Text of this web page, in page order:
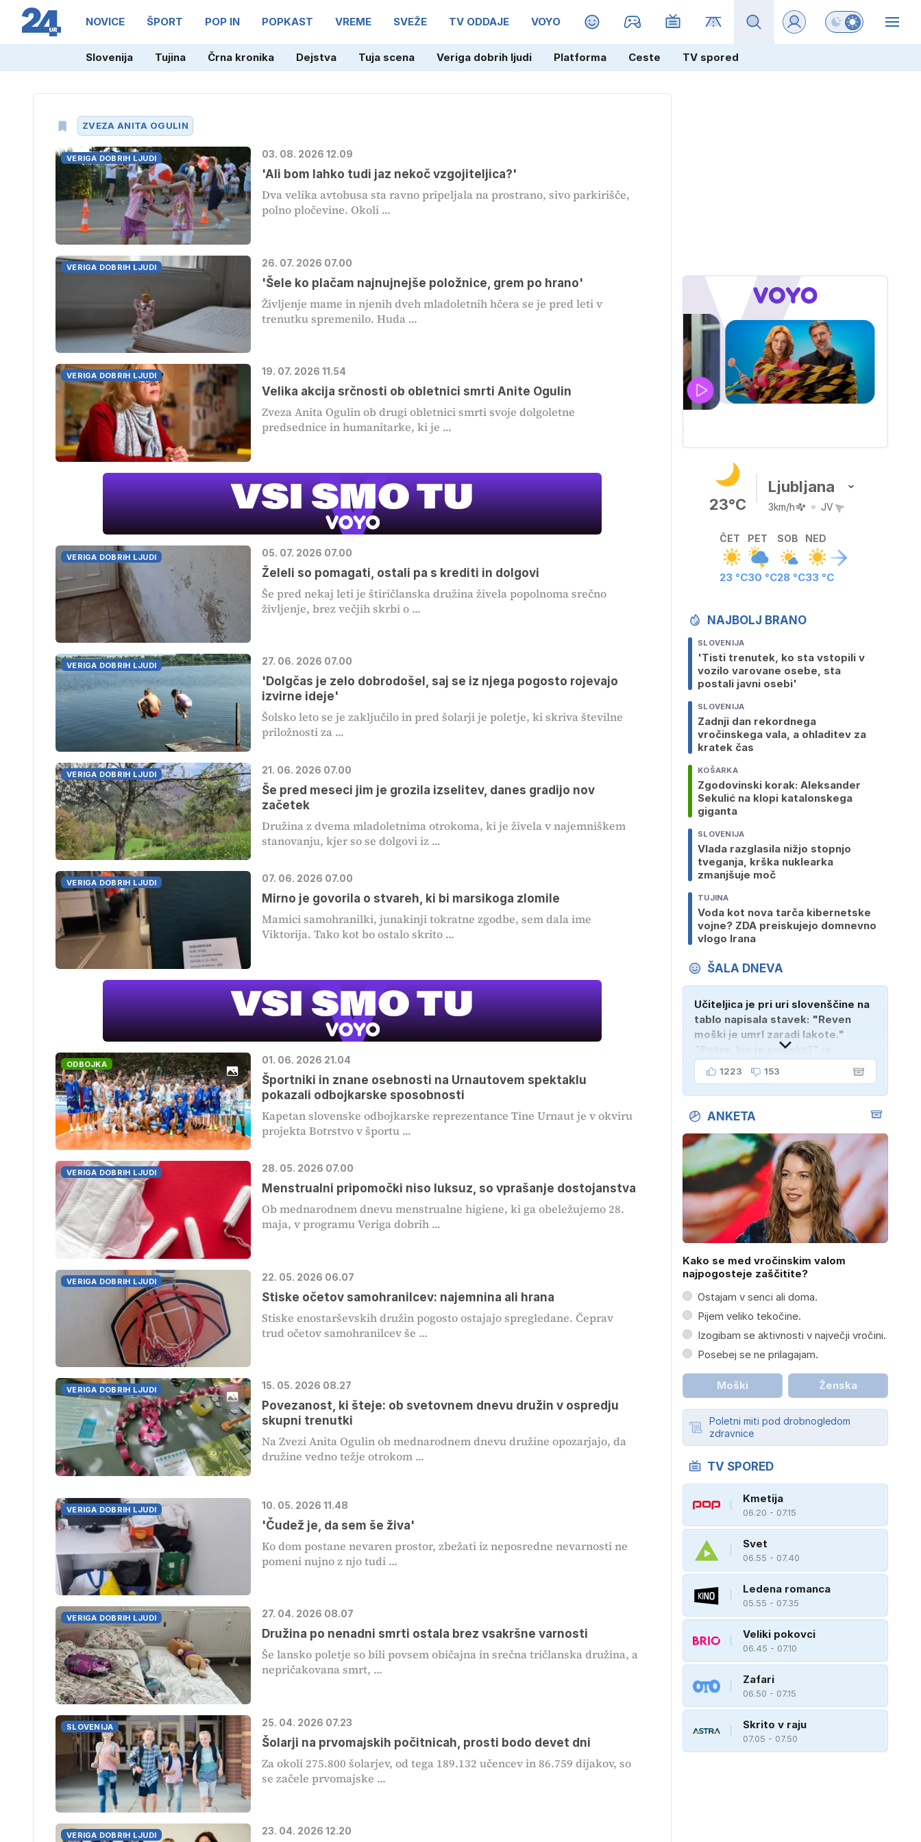
NOVICE ŠPORT POP IN POPKAST VREME SVEŽE TV ODDAJE VOYO MAGAZIN Preklopi barvni
Slovenija Tujina Črna kronika Dejstva Tuja scena Veriga dobrih ljudi Platforma Ceste TV spored
ZVEZA ANITA OGULIN
VERIGA DOBRIH LJUDI 03. 08. 2026 12.09
'Ali bom lahko tudi jaz nekoč vzgojiteljica?'
Dva velika avtobusa sta ravno pripeljala na prostrano, sivo parkirišče,
polno pločevine. Okoli ...
VERIGA DOBRIH LJUDI 26. 07. 2026 07.00
'Šele ko plačam najnujnejše položnice, grem po hrano'
Življenje mame in njenih dveh mladoletnih hčera se je pred leti v
trenutku spremenilo. Huda ...
VERIGA DOBRIH LJUDI 19. 07. 2026 11.54
Velika akcija srčnosti ob obletnici smrti Anite Ogulin
Zveza Anita Ogulin ob drugi obletnici smrti svoje dolgoletne
predsednice in humanitarke, ki je ...
VERIGA DOBRIH LJUDI 05. 07. 2026 07.00
Želeli so pomagati, ostali pa s krediti in dolgovi
Še pred nekaj leti je štiričlanska družina živela popolnoma srečno
življenje, brez večjih skrbi o ...
VERIGA DOBRIH LJUDI 27. 06. 2026 07.00
'Dolgčas je zelo dobrodošel, saj se iz njega pogosto rojevajo
izvirne ideje'
Šolsko leto se je zaključilo in pred šolarji je poletje, ki skriva številne
priložnosti za ...
VERIGA DOBRIH LJUDI 21. 06. 2026 07.00
Še pred meseci jim je grozila izselitev, danes gradijo nov
začetek
Družina z dvema mladoletnima otrokoma, ki je živela v najemniškem
stanovanju, kjer so se dolgovi iz ...
VERIGA DOBRIH LJUDI 07. 06. 2026 07.00
Mirno je govorila o stvareh, ki bi marsikoga zlomile
Mamici samohranilki, junakinji tokratne zgodbe, sem dala ime
Viktorija. Tako kot bo ostalo skrito ...
ODBOJKA 01. 06. 2026 21.04
Športniki in znane osebnosti na Urnautovem spektaklu
pokazali odbojkarske sposobnosti
Kapetan slovenske odbojkarske reprezentance Tine Urnaut je v okviru
projekta Botrstvo v športu ...
VERIGA DOBRIH LJUDI 28. 05. 2026 07.00
Menstrualni pripomočki niso luksuz, so vprašanje dostojanstva
Ob mednarodnem dnevu menstrualne higiene, ki ga obeležujemo 28.
maja, v programu Veriga dobrih ...
VERIGA DOBRIH LJUDI 22. 05. 2026 06.07
Stiske očetov samohranilcev: najemnina ali hrana
Stiske enostarševskih družin pogosto ostajajo spregledane. Čeprav
trud očetov samohranilcev še ...
VERIGA DOBRIH LJUDI 15. 05. 2026 08.27
Povezanost, ki šteje: ob svetovnem dnevu družin v ospredju
skupni trenutki
Na Zvezi Anita Ogulin ob mednarodnem dnevu družine opozarjajo, da
družine vedno težje otrokom ...
VERIGA DOBRIH LJUDI 10. 05. 2026 11.48
'Čudež je, da sem še živa'
Ko dom postane nevaren prostor, zbežati iz neposredne nevarnosti ne
pomeni nujno z njo tudi ...
VERIGA DOBRIH LJUDI 27. 04. 2026 08.07
Družina po nenadni smrti ostala brez vsakršne varnosti
Še lansko poletje so bili povsem običajna in srečna tričlanska družina, a
nepričakovana smrt, ...
SLOVENIJA 25. 04. 2026 07.23
Šolarji na prvomajskih počitnicah, prosti bodo devet dni
Za okoli 275.800 šolarjev, od tega 189.132 učencev in 86.759 dijakov, so
se začele prvomajske ...
VERIGA DOBRIH LJUDI 23. 04. 2026 12.20
IQ 160
23°C
Ljubljana
3km/h JV
ČET
23 °C
PET
30 °C
SOB
28 °C
NED
33 °C
NAJBOLJ BRANO
SLOVENIJA
'Tisti trenutek, ko sta vstopili v
vozilo varovane osebe, sta
postali javni osebi'
SLOVENIJA
Zadnji dan rekordnega
vročinskega vala, a ohladitev za
kratek čas
KOŠARKA
Zgodovinski korak: Aleksander
Sekulić na klopi katalonskega
giganta
SLOVENIJA
Vlada razglasila nižjo stopnjo
tveganja, krška nuklearka
zmanjšuje moč
TUJINA
Voda kot nova tarča kibernetske
vojne? ZDA preiskujejo domnevno
vlogo Irana
ŠALA DNEVA
Učiteljica je pri uri slovenščine na
tablo napisala stavek: "Reven
moški je umrl zaradi lakote."
"Peter, kje je subjekt?" je
vprašala. "Verjetno na
pokopališču!"
1223 153
ANKETA
Kako se med vročinskim valom
najpogosteje zaščitite?
Ostajam v senci ali doma.
Pijem veliko tekočine.
Izogibam se aktivnosti v največji vročini.
Posebej se ne prilagajam.
Moški Ženska
Poletni miti pod drobnogledom
zdravnice
TV SPORED
Kmetija
06.20 - 07.15
Svet
06.55 - 07.40
Ledena romanca
05.55 - 07.35
Veliki pokovci
06.45 - 07.10
Zafari
06.50 - 07.15
Skrito v raju
07.05 - 07.50